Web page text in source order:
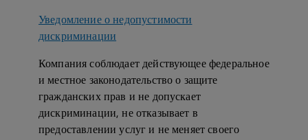
Уведомление о недопустимости
дискриминации
Компания соблюдает действующее федеральное
и местное законодательство о защите
гражданских прав и не допускает
дискриминации, не отказывает в
предоставлении услуг и не меняет своего